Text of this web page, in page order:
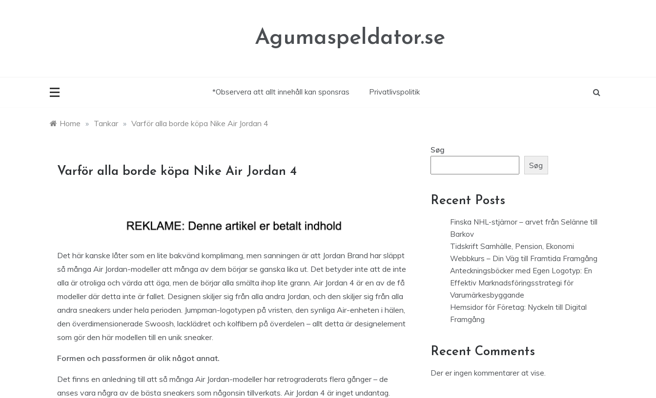
Agumaspeldator.se
*Observera att allt innehåll kan sponsras Privatlivspolitik
Home » Tankar » Varför alla borde köpa Nike Air Jordan 4
Varför alla borde köpa Nike Air Jordan 4
Det här kanske låter som en lite bakvänd komplimang, men sanningen är att Jordan Brand har släppt
så många Air Jordan-modeller att många av dem börjar se ganska lika ut. Det betyder inte att de inte
alla är otroliga och värda att äga, men de börjar alla smälta ihop lite grann. Air Jordan 4 är en av de få
modeller där detta inte är fallet. Designen skiljer sig från alla andra Jordan, och den skiljer sig från alla
andra sneakers under hela perioden. Jumpman-logotypen på vristen, den synliga Air-enheten i hälen,
den överdimensionerade Swoosh, lacklädret och kolfibern på överdelen – allt detta är designelement
som gör den här modellen till en unik sneaker.
Formen och passformen är olik något annat.
Det finns en anledning till att så många Air Jordan-modeller har retrograderats flera gånger – de
anses vara några av de bästa sneakers som någonsin tillverkats. Air Jordan 4 är inget undantag.
Søg
Søg
Recent Posts
Finska NHL-stjärnor – arvet från Selänne till
Barkov
Tidskrift Samhälle, Pension, Ekonomi
Webbkurs – Din Väg till Framtida Framgång
Anteckningsböcker med Egen Logotyp: En
Effektiv Marknadsföringsstrategi för
Varumärkesbyggande
Hemsidor för Företag: Nyckeln till Digital
Framgång
Recent Comments
Der er ingen kommentarer at vise.